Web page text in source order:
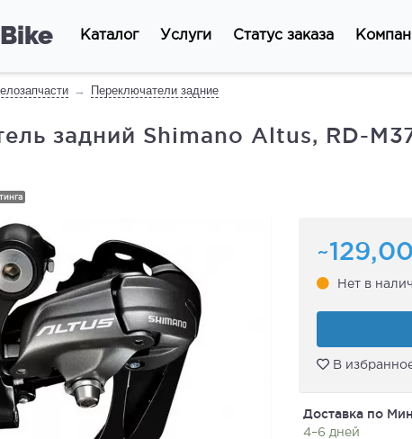
Каталог Услуги Статус заказа
Переключатели задние
задний Shimano Altus, RD-
~129,00
Нет в
В
Доставка по
4–6 дней